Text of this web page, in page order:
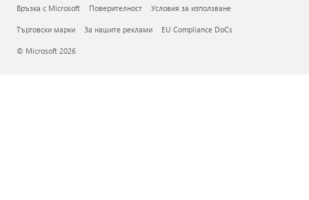
Връзка с Microsoft Поверителност Условия за използване
Търговски марки За нашите реклами EU Compliance DoCs
© Microsoft 2026